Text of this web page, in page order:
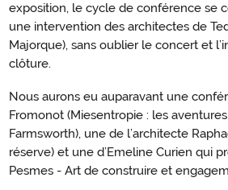
exposition, le cycle de conférence se
une intervention des architectes de
Majorque), sans oublier le concert et
clôture.
Nous aurons eu auparavant une
Fromonot (Miesentropie : les
Farmsworth), une de l’architecte
réserve) et une d’Emeline Curien qui
Pesmes - Art de construire et